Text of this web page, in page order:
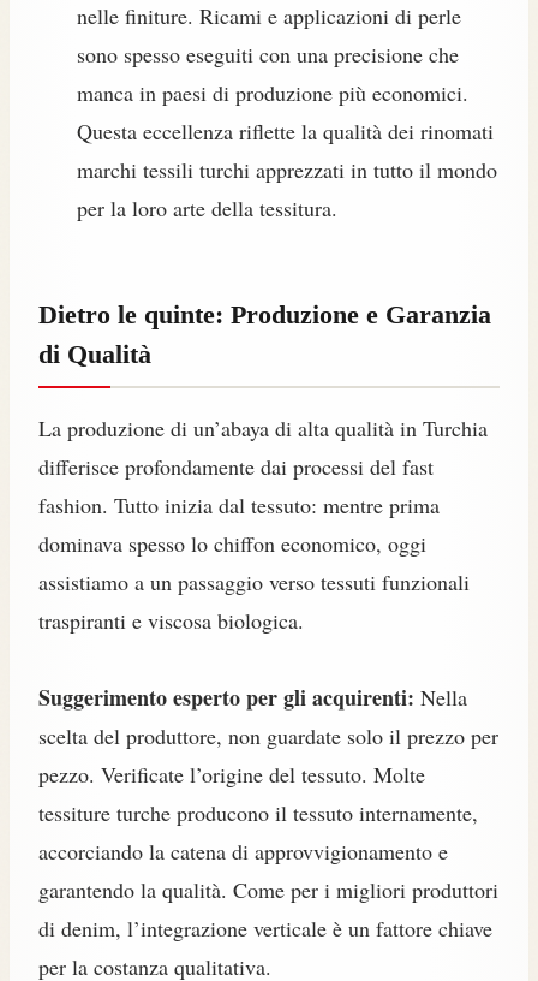
nelle finiture. Ricami e applicazioni di perle
sono spesso eseguiti con una precisione che
manca in paesi di produzione più economici.
Questa eccellenza riflette la qualità dei rinomati
marchi tessili turchi apprezzati in tutto il mondo
per la loro arte della tessitura.
Dietro le quinte: Produzione e Garanzia
di Qualità
La produzione di un’abaya di alta qualità in Turchia
differisce profondamente dai processi del fast
fashion. Tutto inizia dal tessuto: mentre prima
dominava spesso lo chiffon economico, oggi
assistiamo a un passaggio verso tessuti funzionali
traspiranti e viscosa biologica.
Suggerimento esperto per gli acquirenti: Nella
scelta del produttore, non guardate solo il prezzo per
pezzo. Verificate l’origine del tessuto. Molte
tessiture turche producono il tessuto internamente,
accorciando la catena di approvvigionamento e
garantendo la qualità. Come per i migliori produttori
di denim, l’integrazione verticale è un fattore chiave
per la costanza qualitativa.